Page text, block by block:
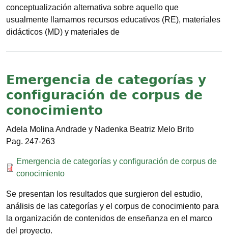
conceptualización alternativa sobre aquello que
usualmente llamamos recursos educativos (RE), materiales
didácticos (MD) y materiales de
Emergencia de categorías y
configuración de corpus de
conocimiento
Adela Molina Andrade y Nadenka Beatriz Melo Brito
247-263
Documento
Emergencia de categorías y configuración de corpus de
conocimiento
Se presentan los resultados que surgieron del estudio,
análisis de las categorías y el corpus de conocimiento para
la organización de contenidos de enseñanza en el marco
del proyecto.